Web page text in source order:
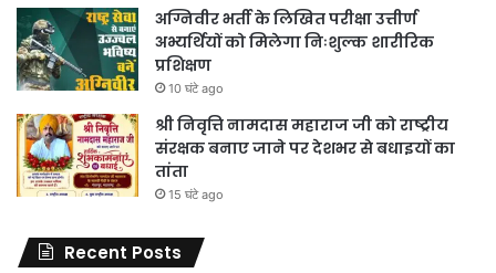
अग्निवीर भर्ती के लिखित परीक्षा उत्तीर्ण
अभ्यर्थियों को मिलेगा निःशुल्क शारीरिक
प्रशिक्षण
10 घंटे ago
श्री निवृत्ति नामदास महाराज जी को राष्ट्रीय
संरक्षक बनाए जाने पर देशभर से बधाइयों का
तांता
15 घंटे ago
Recent Posts